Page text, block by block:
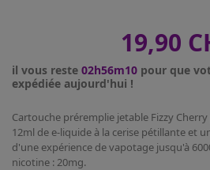
19,90
il vous reste 02h56m10 pour que
expédiée aujourd'hui !
Cartouche préremplie jetable Fizzy
12ml de e-liquide à la cerise pétillante et
d'une expérience de vapotage jusqu'à
nicotine : 20mg.